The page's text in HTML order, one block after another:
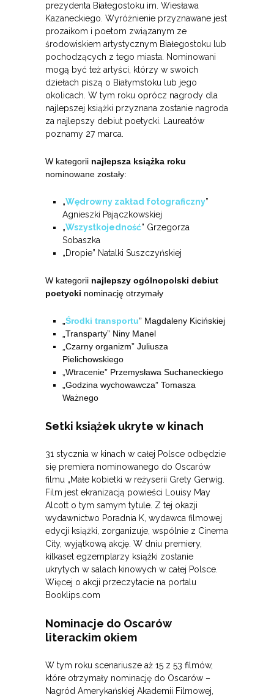
prezydenta Białegostoku im. Wiesława
Kazaneckiego. Wyróżnienie przyznawane jest
prozaikom i poetom związanym ze
środowiskiem artystycznym Białegostoku lub
pochodzących z tego miasta. Nominowani
mogą być też artyści, którzy w swoich
dziełach piszą o Białymstoku lub jego
okolicach. W tym roku oprócz nagrody dla
najlepszej książki przyznana zostanie nagroda
za najlepszy debiut poetycki. Laureatów
poznamy 27 marca.
W kategorii najlepsza książka roku
nominowane zostały:
„Wędrowny zakład fotograficzny”
Agnieszki Pajączkowskiej
„Wszystkojedność” Grzegorza
Sobaszka
„Dropie” Natalki Suszczyńskiej
W kategorii najlepszy ogólnopolski debiut
poetycki nominację otrzymały
Środki transportu” Magdaleny Kicińskiej
„Transparty” Niny Manel
„Czarny organizm” Juliusza
Pielichowskiego
„Wtracenie” Przemysława Suchaneckiego
„Godzina wychowawcza” Tomasza
Ważnego
Setki książek ukryte w kinach
31 stycznia w kinach w całej Polsce odbędzie
się premiera nominowanego do Oscarów
filmu „Małe kobietki w reżyserii Grety Gerwig.
Film jest ekranizacją powieści Louisy May
Alcott o tym samym tytule. Z tej okazji
wydawnictwo Poradnia K, wydawca filmowej
edycji książki, zorganizuje, wspólnie z Cinema
City, wyjątkową akcję. W dniu premiery,
kilkaset egzemplarzy książki zostanie
ukrytych w salach kinowych w całej Polsce.
Więcej o akcji przeczytacie na portalu
Booklips.com
Nominacje do Oscarów
literackim okiem
W tym roku scenariusze aż 15 z 53 filmów,
które otrzymały nominację do Oscarów –
Nagród Amerykańskiej Akademii Filmowej,